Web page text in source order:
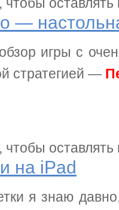
—
игры с
стратегией —
, чтобы
на iPad
я знаю